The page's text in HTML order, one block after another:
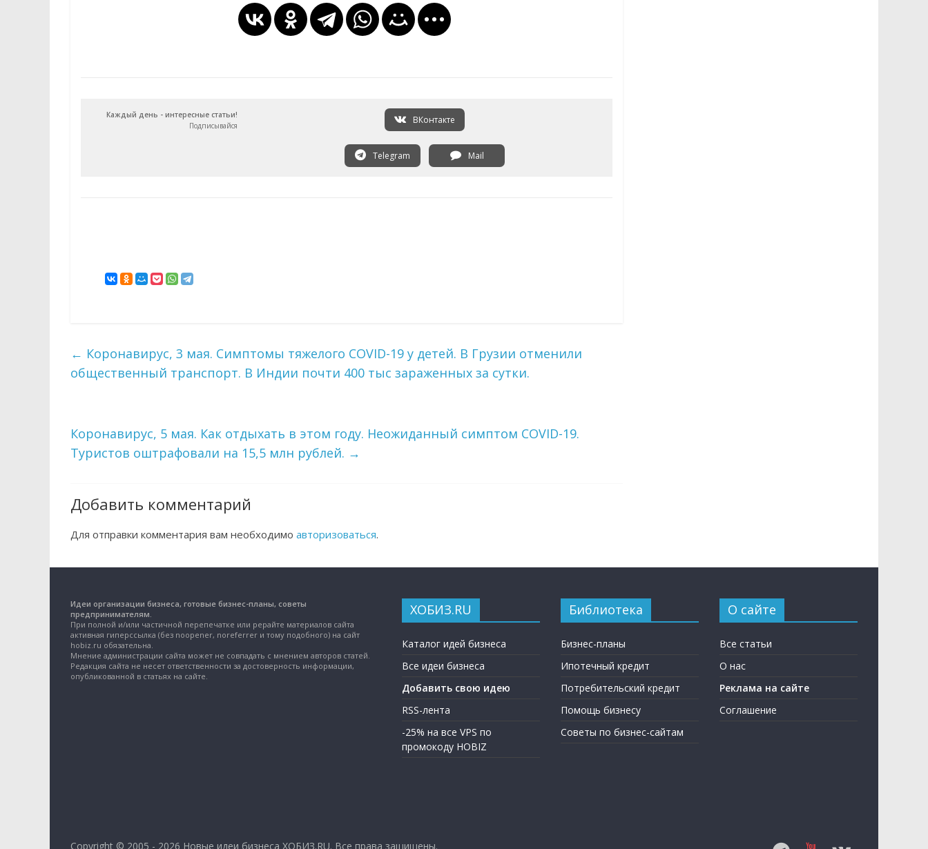
Каждый день - интересные статьи!
Подписывайся
ВКонтакте
Telegram Mail
← Коронавирус, 3 мая. Симптомы тяжелого COVID-19 у детей. В Грузии отменили
общественный транспорт. В Индии почти 400 тыс зараженных за сутки.
Коронавирус, 5 мая. Как отдыхать в этом году. Неожиданный симптом COVID-19.
Туристов оштрафовали на 15,5 млн рублей. →
Добавить комментарий
Для отправки комментария вам необходимо авторизоваться.
Идеи организации бизнеса, готовые бизнес-планы, советы
предпринимателям.
При полной и/или частичной перепечатке или рерайте материалов сайта
активная гиперссылка (без noopener, noreferrer и тому подобного) на сайт
hobiz.ru обязательна.
Мнение администрации сайта может не совпадать с мнением авторов статей.
Редакция сайта не несет ответственности за достоверность информации,
опубликованной в статьях на сайте.
ХОБИЗ.RU
Каталог идей бизнеса
Все идеи бизнеса
Добавить свою идею
RSS-лента
-25% на все VPS по
промокоду HOBIZ
Библиотека
Бизнес-планы
Ипотечный кредит
Потребительский кредит
Помощь бизнесу
Советы по бизнес-сайтам
О сайте
Все статьи
О нас
Реклама на сайте
Соглашение
Copyright © 2005 - 2026 Новые идеи бизнеса ХОБИЗ.RU. Все права защищены.